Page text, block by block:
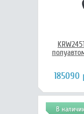
185090
В